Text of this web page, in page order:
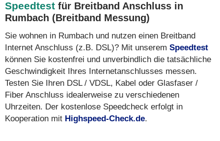
Speedtest für Breitband Anschluss in
Rumbach (Breitband Messung)
Sie wohnen in Rumbach und nutzen einen Breitband
Internet Anschluss (z.B. DSL)? Mit unserem Speedtest
können Sie kostenfrei und unverbindlich die tatsächliche
Geschwindigkeit Ihres Internetanschlusses messen.
Testen Sie Ihren DSL / VDSL, Kabel oder Glasfaser /
Fiber Anschluss idealerweise zu verschiedenen
Uhrzeiten. Der kostenlose Speedcheck erfolgt in
Kooperation mit Highspeed-Check.de.